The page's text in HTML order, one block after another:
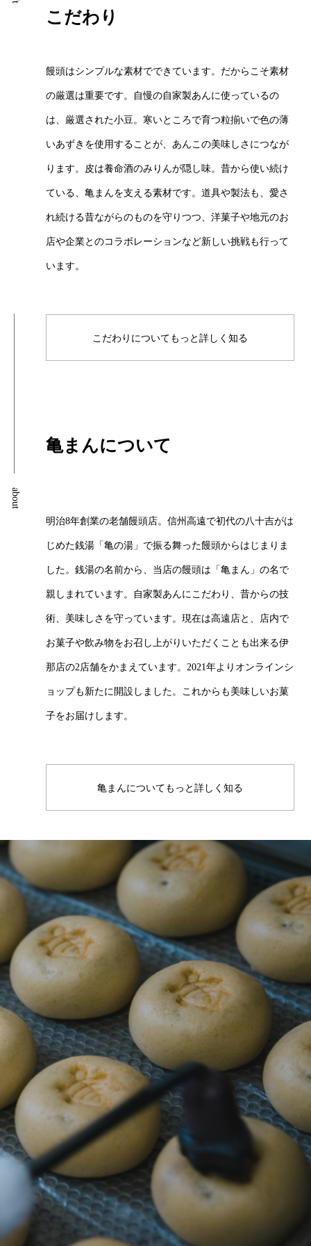
こだわり
饅頭はシンプルな素材でできています。だからこそ素材
の厳選は重要です。自慢の自家製あんに使っているの
は、厳選された小豆。寒いところで育つ粒揃いで色の薄
いあずきを使用することが、あんこの美味しさにつなが
ります。皮は養命酒のみりんが隠し味。昔から使い続け
ている、亀まんを支える素材です。道具や製法も、愛さ
れ続ける昔ながらのものを守りつつ、洋菓子や地元のお
店や企業とのコラボレーションなど新しい挑戦も行って
います。
こだわりについてもっと詳しく知る
亀まんについて
about
明治8年創業の老舗饅頭店。信州高遠で初代の八十吉がは
じめた銭湯「亀の湯」で振る舞った饅頭からはじまりま
した。銭湯の名前から、当店の饅頭は「亀まん」の名で
親しまれています。自家製あんにこだわり、昔からの技
術、美味しさを守っています。現在は高遠店と、店内で
お菓子や飲み物をお召し上がりいただくことも出来る伊
那店の2店舗をかまえています。2021年よりオンラインシ
ョップも新たに開設しました。これからも美味しいお菓
子をお届けします。
亀まんについてもっと詳しく知る